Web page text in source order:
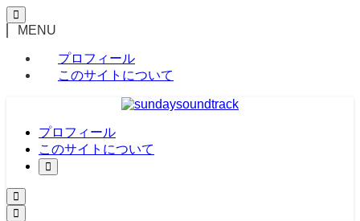
MENU
プロフィール
このサイトについて
プロフィール
このサイトについて